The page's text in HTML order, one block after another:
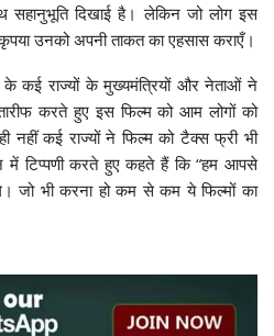
सहानुभूति दिखाई है। लेकिन जो लोग इस
उनको अपनी ताकत का एहसास कराएँ।
के कई राज्यों के मुख्यमंत्रियों और नेताओं ने
करते हुए इस फिल्म को आम लोगों को
नहीं कई राज्यों ने फिल्म को टैक्स फ्री भी
में टिप्पणी करते हुए कहते हैं कि “हम आपसे
जो भी करना हो कम से कम ये फिल्मों का